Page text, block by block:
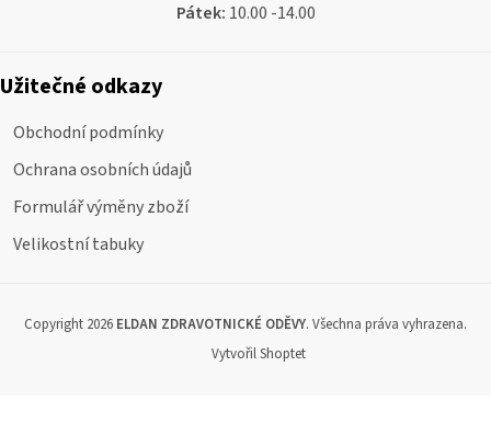
Pátek: 10.00 -14.00
Užitečné odkazy
Obchodní podmínky
Ochrana osobních údajů
Formulář výměny zboží
Velikostní tabuky
Vytvořil Shoptet
Copyright 2026 ELDAN ZDRAVOTNICKÉ ODĚVY. Všechna práva vyhrazena.